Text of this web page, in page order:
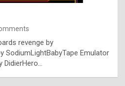
y
l
e
x
revenge by
SodiumLightBabyTape Emulator
DidierHero…